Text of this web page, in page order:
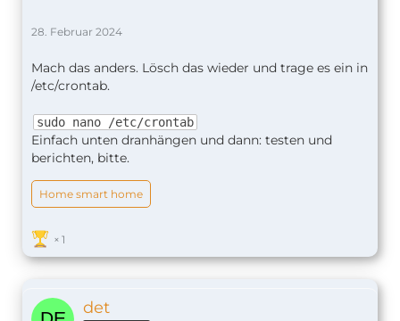
28. Februar 2024
Mach das anders. Lösch das wieder und trage es ein in
/etc/crontab.
sudo nano /etc/crontab
Einfach unten dranhängen und dann: testen und
berichten, bitte.
Home smart home
1
det